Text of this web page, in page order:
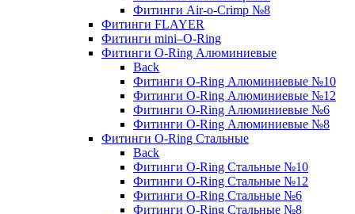
Фитинги Air-o-Crimp №8
Фитинги FLAYER
Фитинги mini–O-Ring
Фитинги O-Ring Алюминиевые
Back
Фитинги O-Ring Алюминиевые №10
Фитинги O-Ring Алюминиевые №12
Фитинги O-Ring Алюминиевые №6
Фитинги O-Ring Алюминиевые №8
Фитинги O-Ring Стальные
Back
Фитинги O-Ring Стальные №10
Фитинги O-Ring Стальные №12
Фитинги O-Ring Стальные №6
Фитинги O-Ring Стальные №8